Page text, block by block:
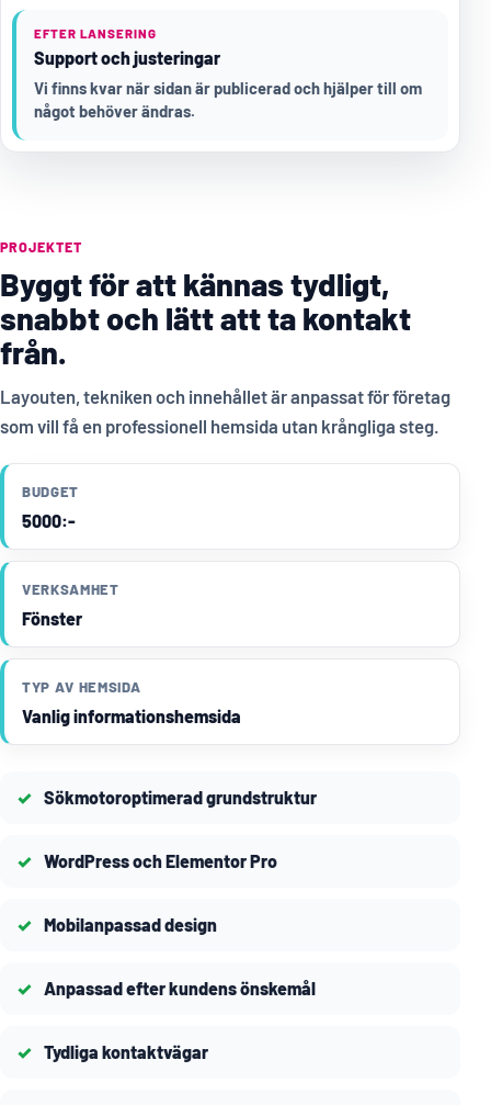
EFTER LANSERING
Support och justeringar
Vi finns kvar när sidan är publicerad och hjälper till om
något behöver ändras.
PROJEKTET
Byggt för att kännas tydligt,
snabbt och lätt att ta kontakt
från.
Layouten, tekniken och innehållet är anpassat för företag
som vill få en professionell hemsida utan krångliga steg.
BUDGET
5000:-
VERKSAMHET
Fönster
TYP AV HEMSIDA
Vanlig informationshemsida
Sökmotoroptimerad grundstruktur
WordPress och Elementor Pro
Mobilanpassad design
Anpassad efter kundens önskemål
Tydliga kontaktvägar